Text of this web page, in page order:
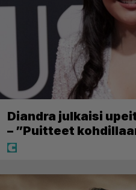
Diandra julkaisi
– ”Puitteet